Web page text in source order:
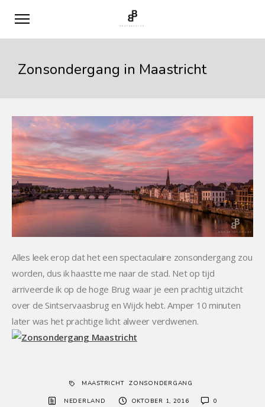
Zonsondergang in Maastricht
Alles leek erop dat het een spectaculaire zonsondergang zou
worden, dus ik haastte me naar de stad. Net op tijd
arriveerde ik op de hoge Brug waar je een prachtig uitzicht
over de Sintservaasbrug en Wijck hebt. Amper 10 minuten
later was het prachtige licht alweer verdwenen.
MAASTRICHT ZONSONDERGANG
NEDERLAND OKTOBER 1, 2016 0